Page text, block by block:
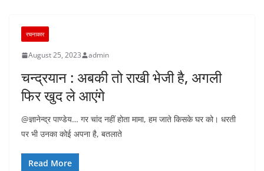
रचनाकार
August 25, 2023 admin
चन्द्रयान : अबकी तो राखी भेजी है, अगली
फिर खुद ले आएंगे
@ज्ञानेन्द्र पाण्डेय… गर चांद नहीं होता मामा, हम जाते किसके घर को। धरती
पर भी उनका कोई अपना है, बतलाते
Read More